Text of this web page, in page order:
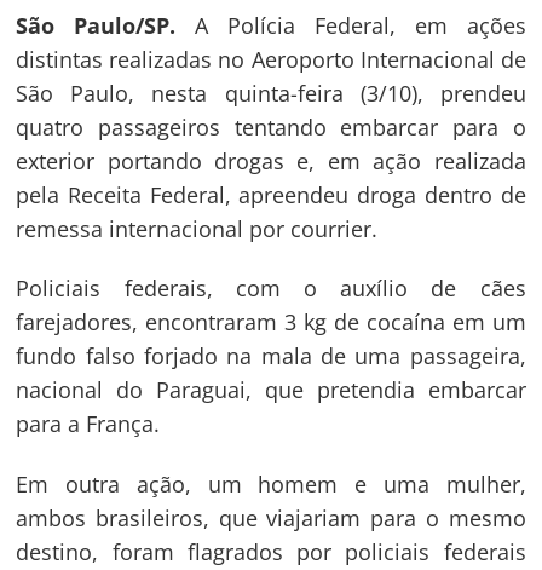
São Paulo/SP. A Polícia Federal, em ações
distintas realizadas no Aeroporto Internacional de
São Paulo, nesta quinta-feira (3/10), prendeu
quatro passageiros tentando embarcar para o
exterior portando drogas e, em ação realizada
pela Receita Federal, apreendeu droga dentro de
remessa internacional por courrier.
Policiais federais, com o auxílio de cães
farejadores, encontraram 3 kg de cocaína em um
fundo falso forjado na mala de uma passageira,
nacional do Paraguai, que pretendia embarcar
para a França.
Em outra ação, um homem e uma mulher,
ambos brasileiros, que viajariam para o mesmo
destino, foram flagrados por policiais federais